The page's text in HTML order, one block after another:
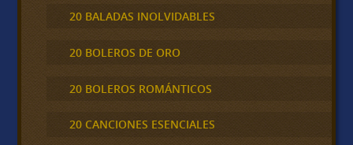
20 BALADAS INOLVIDABLES
20 BOLEROS DE ORO
20 BOLEROS ROMÁNTICOS
20 CANCIONES ESENCIALES